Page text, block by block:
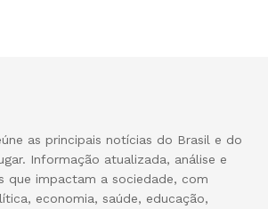
as principais notícias do Brasil e do
Informação atualizada, análise e
que impactam a sociedade, com
economia, saúde, educação,